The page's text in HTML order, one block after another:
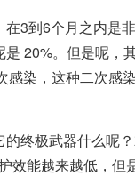
3到6个月之内是
20%。但是呢，
染，这种二次感
终极武器什么呢
效能越来越低，